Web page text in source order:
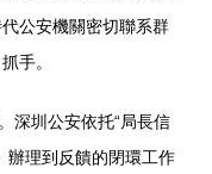
公安機關密切聯系群
手。
深圳公安依托“局長信
辦理到反饋的閉環工作